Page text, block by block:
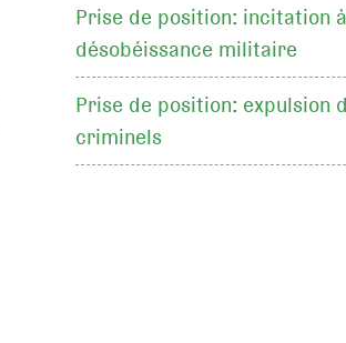
Prise de position: incitation
désobéissance militaire
Prise de position: expulsion
criminels